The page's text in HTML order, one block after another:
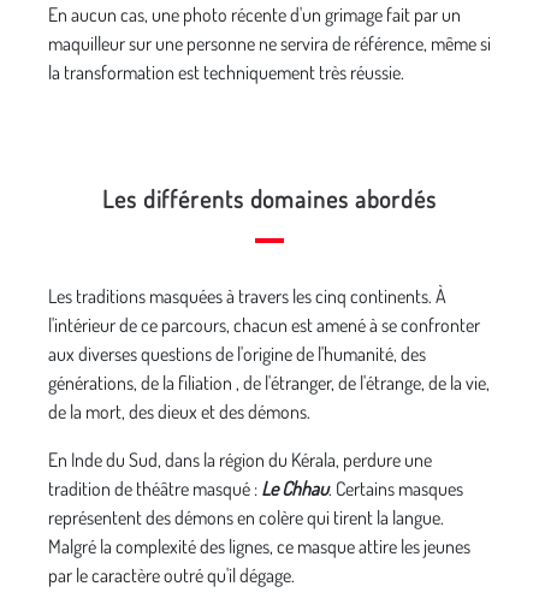
En aucun cas, une photo récente d'un grimage fait par un
maquilleur sur une personne ne servira de référence, même si
la transfor­mation est techniquement très réussie.
Les différents domaines abordés
Les traditions masquées à travers les cinq continents. À
l'intérieur de ce parcours, chacun est amené à se confronter
aux diverses questions de l'origine de l'humanité, des
générations, de la filiation , de l'étranger, de l'étrange, de la vie,
de la mort, des dieux et des démons.
En Inde du Sud, dans la région du Kérala, perdure une
tradition de théâtre masqué : Le Chhau. Certains masques
représentent des démons en colère qui tirent la langue.
Malgré la complexité des lignes, ce masque attire les jeunes
par le caractère outré qu'il dégage.